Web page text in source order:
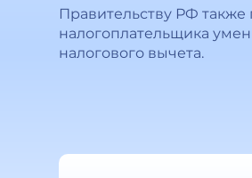
Правительству РФ
налогоплательщика
налогового вычета.